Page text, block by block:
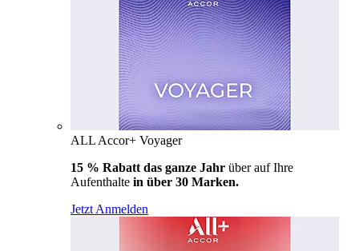
ALL Accor+ Voyager
15 % Rabatt das ganze Jahr über auf Ihre
Aufenthalte in über 30 Marken.
Jetzt Anmelden